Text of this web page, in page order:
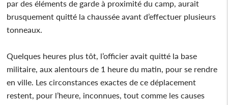
par des éléments de garde à proximité du camp, aurait
brusquement quitté la chaussée avant d’effectuer plusieurs
tonneaux.
Quelques heures plus tôt, l’officier avait quitté la base
militaire, aux alentours de 1 heure du matin, pour se rendre
en ville. Les circonstances exactes de ce déplacement
restent, pour l’heure, inconnues, tout comme les causes